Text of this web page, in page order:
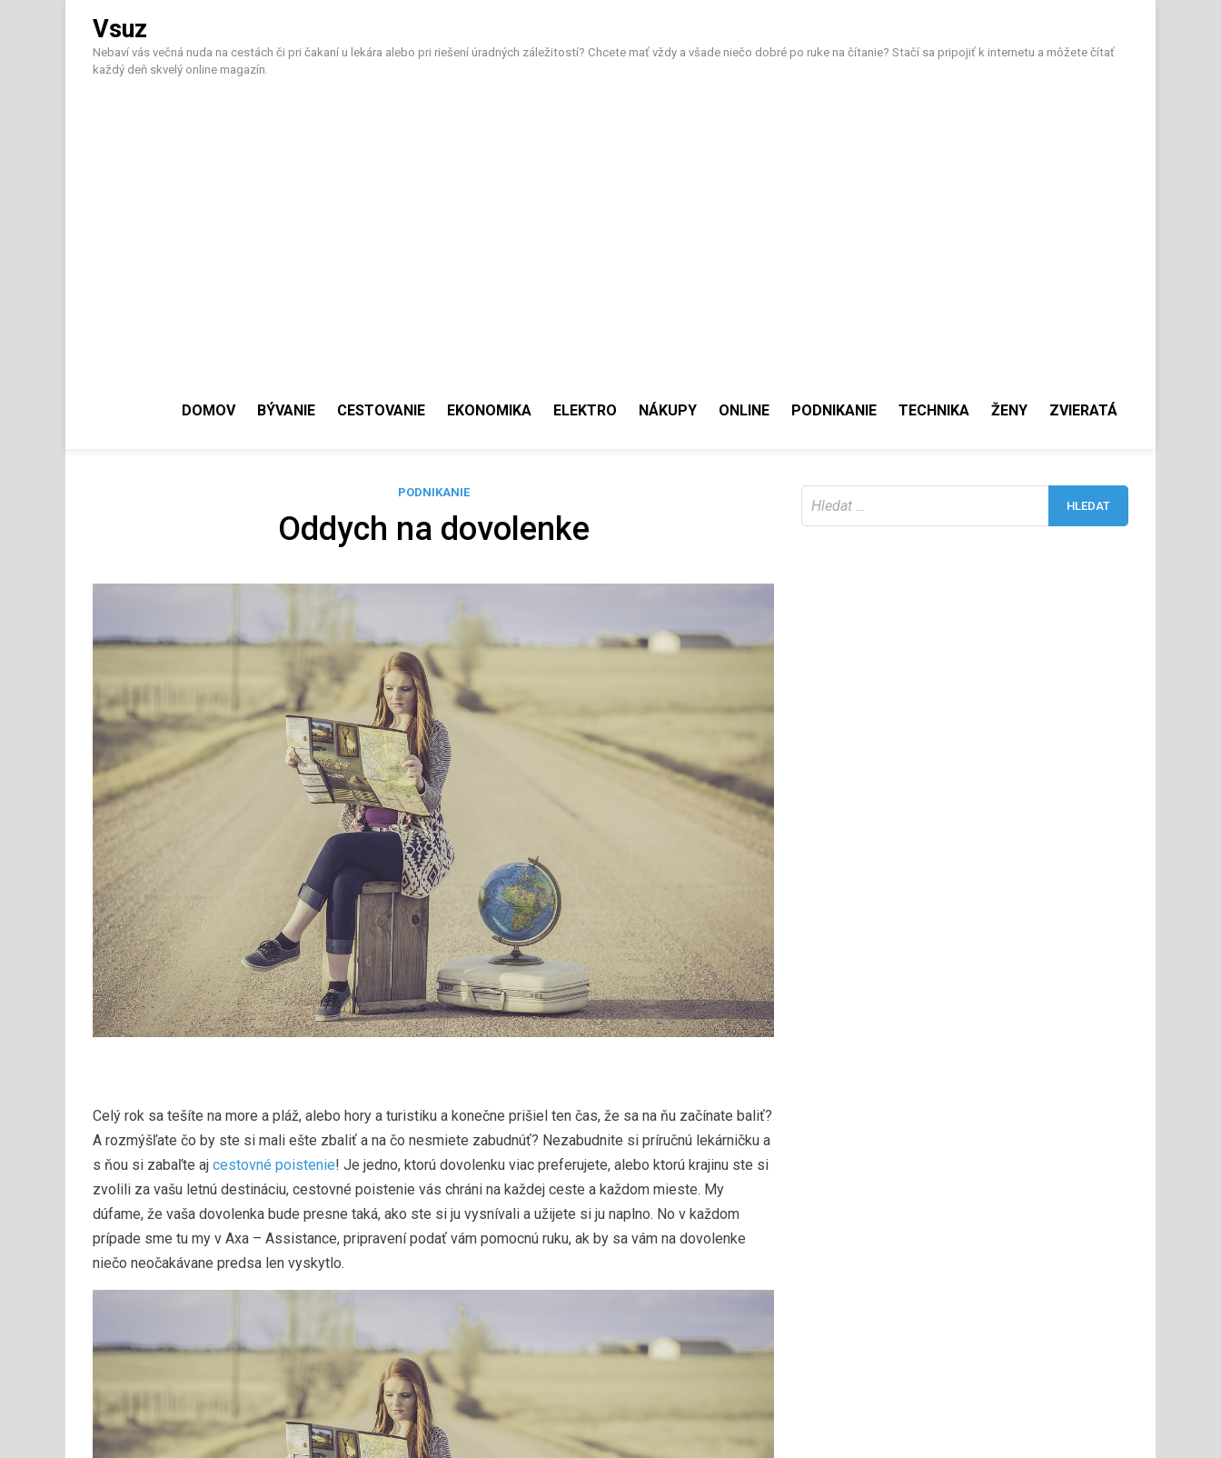
content
Vsuz
Nebaví vás večná nuda na cestách či pri čakaní u lekára alebo pri riešení úradných záležitostí? Chcete mať vždy a všade niečo dobré po ruke na čítanie? Stačí sa pripojiť k internetu a môžete čítať
každý deň skvelý online magazín.
DOMOV BÝVANIE CESTOVANIE EKONOMIKA ELEKTRO NÁKUPY ONLINE PODNIKANIE TECHNIKA ŽENY ZVIERATÁ
PODNIKANIE
Oddych na dovolenke
Celý rok sa tešíte na more a pláž, alebo hory a turistiku a konečne prišiel ten čas, že sa na ňu začínate baliť?
A rozmýšľate čo by ste si mali ešte zbaliť a na čo nesmiete zabudnúť? Nezabudnite si príručnú lekárničku a
s ňou si zabaľte aj cestovné poistenie! Je jedno, ktorú dovolenku viac preferujete, alebo ktorú krajinu ste si
zvolili za vašu letnú destináciu, cestovné poistenie vás chráni na každej ceste a každom mieste. My
dúfame, že vaša dovolenka bude presne taká, ako ste si ju vysnívali a užijete si ju naplno. No v každom
prípade sme tu my v Axa – Assistance, pripravení podať vám pomocnú ruku, ak by sa vám na dovolenke
niečo neočakávane predsa len vyskytlo.